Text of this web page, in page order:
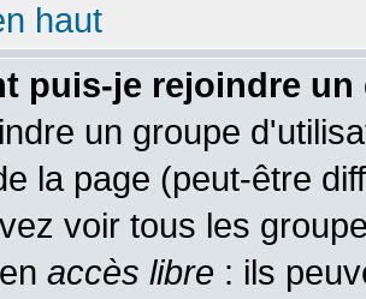
haut
puis-je rejoindre
un groupe
la page (peut-être
voir tous les
accès libre : ils